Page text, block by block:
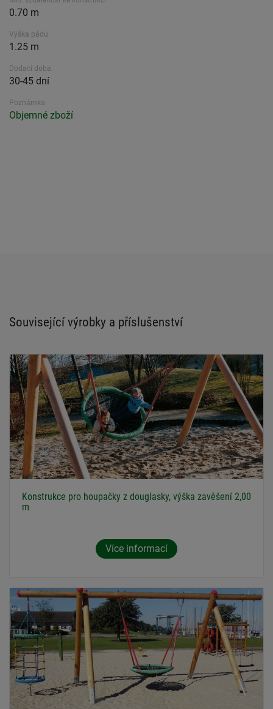
0.70 m
Výška pádu
1.25 m
Dodací doba.
30-45 dní
Poznámka
Objemné zboží
Související výrobky a příslušenství
Konstrukce pro houpačky z douglasky, výška zavěšení 2,00
m
Více informací